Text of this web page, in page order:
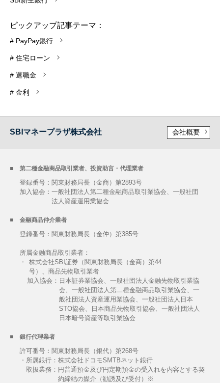
ピックアップ記事テーマ：
# PayPay銀行
# 住宅ローン
# 退職金
# 金利
SBIマネープラザ株式会社 会社概要
第二種金融商品取引業者、投資助言・代理業者
登録番号：関東財務局長（金商）第2893号
加入協会： 一般社団法人第二種金融商品取引業協会、一般社団
法人資産運用業協会
金融商品仲介業者
登録番号：関東財務局長（金仲）第385号
所属金融商品取引業者：
・
株式会社SBI証券（関東財務局長（金商）第44
号）、商品先物取引業者
加入協会： 日本証券業協会、一般社団法人金融先物取引業協
会、一般社団法人第二種金融商品取引業協会、一
般社団法人資産運用業協会、一般社団法人日本
STO協会、日本商品先物取引協会、一般社団法人
日本暗号資産等取引業協会
銀行代理業者
許可番号：関東財務局長（銀代）第268号
・所属銀行：株式会社ドコモSMTBネット銀行
取扱業務： 円普通預金及び円定期預金の受入れを内容とする契
約締結の媒介（勧誘及び受付）※